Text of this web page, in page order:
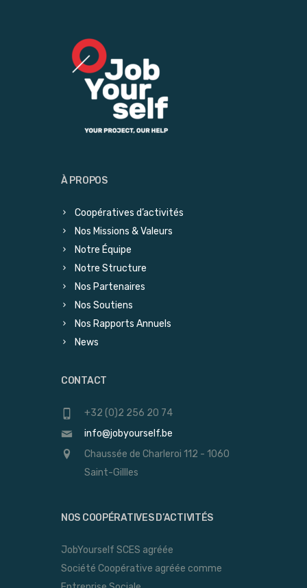
À PROPOS
Coopératives d’activités
Nos Missions & Valeurs
Notre Équipe
Notre Structure
Nos Partenaires
Nos Soutiens
Nos Rapports Annuels
News
CONTACT
+32 (0)2 256 20 74
info@jobyourself.be
Chaussée de Charleroi 112 - 1060
Saint-Gillles
NOS COOPÉRATIVES D’ACTIVITÉS
JobYourself SCES agréée
Société Coopérative agréée comme